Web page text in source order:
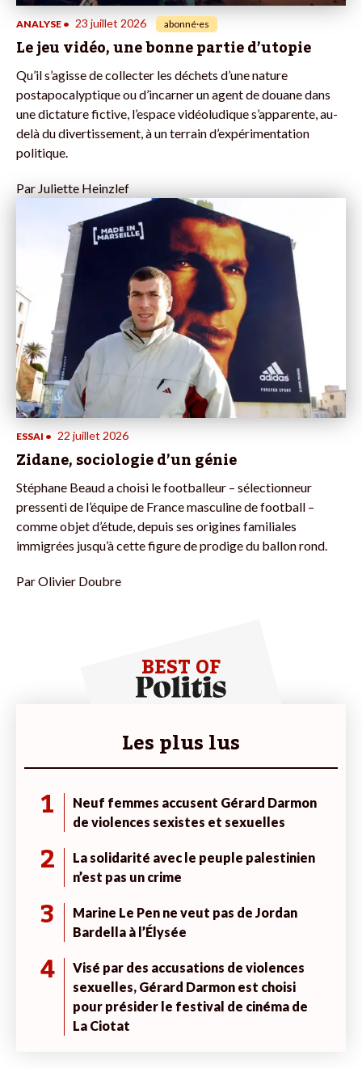
ANALYSE • 23 juillet 2026 abonné·es
Le jeu vidéo, une bonne partie d’utopie
Qu’il s’agisse de collecter les déchets d’une nature
postapocalyptique ou d’incarner un agent de douane dans
une dictature fictive, l’espace vidéoludique s’apparente, au-
delà du divertissement, à un terrain d’expérimentation
politique.
ParJuliette Heinzlef
ESSAI • 22 juillet 2026
Zidane, sociologie d’un génie
Stéphane Beaud a choisi le footballeur – sélectionneur
pressenti de l’équipe de France masculine de football –
comme objet d’étude, depuis ses origines familiales
immigrées jusqu’à cette figure de prodige du ballon rond.
ParOlivier Doubre
BEST OF
Les plus lus
1
Neuf femmes accusent Gérard Darmon
de violences sexistes et sexuelles
2
La solidarité avec le peuple palestinien
n’est pas un crime
3
Marine Le Pen ne veut pas de Jordan
Bardella à l’Élysée
4
Visé par des accusations de violences
sexuelles, Gérard Darmon est choisi
pour présider le festival de cinéma de
La Ciotat